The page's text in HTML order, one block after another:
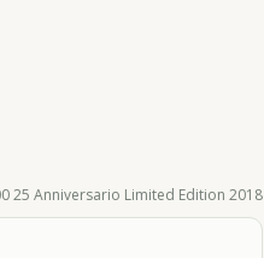
25 Anniversario Limited Edition 2018